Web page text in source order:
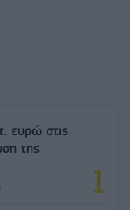
ευρώ στις
της